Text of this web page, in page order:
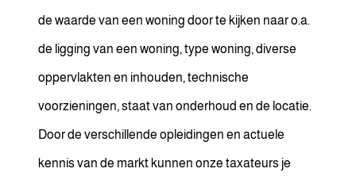
de waarde van een woning door te kijken naar o.a.
de ligging van een woning, type woning, diverse
oppervlakten en inhouden, technische
voorzieningen, staat van onderhoud en de locatie.
Door de verschillende opleidingen en actuele
kennis van de markt kunnen onze taxateurs je